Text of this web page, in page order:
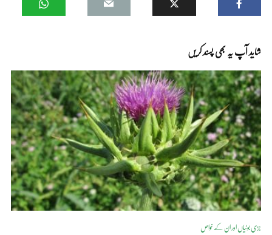
شاید آپ یہ بھی پسند کریں
جڑی بوٹیاں اور ان کے خواص